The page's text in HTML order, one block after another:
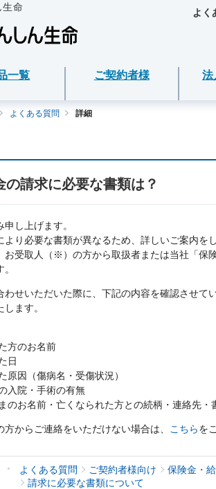
命 よく
ライフイベントから選ぶ
心配ごとから選ぶ
保険の基礎知識
インターネットでご加入いただける
ご相談・ご契約の流れ
申込方法の違い
一覧
メディカルＫｉｔ ＮＥＯ
メディカルＫｉｔ Ｒ
あんしん治療サポート保険
あんしん治療サポート保険R
メディカルＫｉｔエールＲ
がん保険
あんしんがん治療保険
がん診断保険Ｒ
ご契約者様
保険金・給付金・満期金・年金等の
請求
契約内容／登録情報の確認・変更
保険証券・控除証明書の発行・再発
行
続き
総合福祉団体定期保険のお手続き
法
経営者の皆様向け商品
従業員の皆様向け商品
会社情報
お客様をがんからお守りする運動
サステナビリティ
採用情報
あんしん解体新書
CMギャラリー・キャラクター紹介
よくある質問 詳細
の請求に必要な書類は？
し上げます。
より必要な書類が異なるため、詳しいご案内を
お受取人（※）の方から取扱者または当社「保
わせいただいた際に、下記の内容を確認させて
ます。
方のお名前
日
原因（傷病名・受傷状況）
入院・手術の有無
のお名前・亡くなられた方との続柄・連絡先・
方からご連絡をいただけない場合は、 こちら を
よくある質問 ご契約者様向け
保険金・
請求に必要な書類について